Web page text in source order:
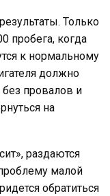
Только
пробега, когда
к нормальному
должно
провалов и
на
раздаются
малой
обратиться